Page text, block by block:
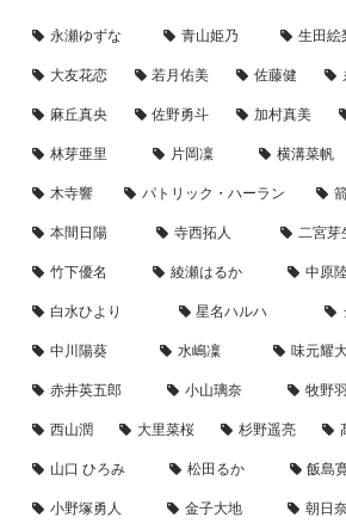
永瀬ゆずな 青山姫乃 生田絵
大友花恋
若月佑美 佐藤健
麻丘真央
佐野勇斗 加村真美
林芽亜里
片岡凜 横溝菜帆
木寺響
パトリック・ハーラン
本間日陽
寺西拓人 二宮芽
竹下優名
綾瀬はるか 中原
白水ひより
星名ハルハ
中川陽葵
水嶋凜 味元耀
赤井英五郎
小山璃奈 牧野
西山潤
大里菜桜 杉野遥亮
山口 ひろみ
松田るか 飯島
小野塚勇人
金子大地 朝日